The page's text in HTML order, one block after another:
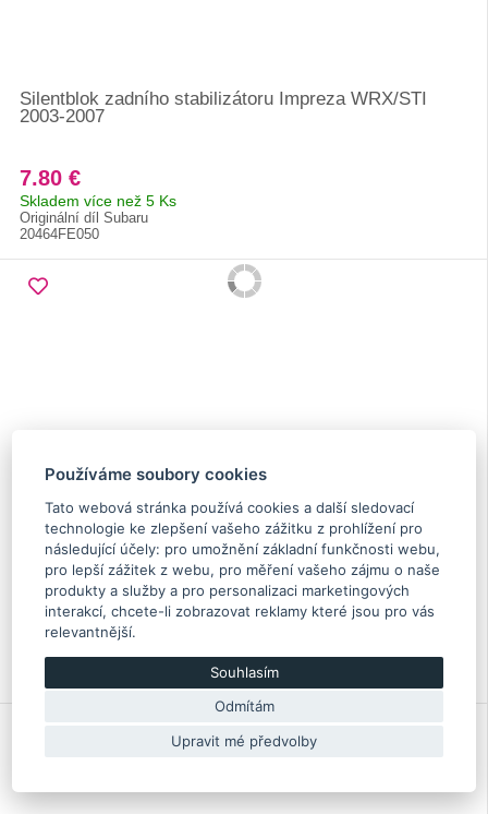
Používáme soubory cookies
Tato webová stránka používá cookies a další sledovací
technologie ke zlepšení vašeho zážitku z prohlížení pro
následující účely: pro umožnění základní funkčnosti webu,
pro lepší zážitek z webu, pro měření vašeho zájmu o naše
produkty a služby a pro personalizaci marketingových
interakcí,chcete-li zobrazovat reklamy které jsou pro vás
relevantnější.
Souhlasím
Odmítám
Upravit mé předvolby
Silentblok zadního stabilizátoru Impreza WRX/STI
2003-2007
7.80 €
Skladem více než 5 Ks
Originální díl Subaru
20464FE050
Stavitelný/odklonový šroub předního tlumiče do těhlice
Impreza (GT/WRX/STI) 1992-2007, Forester 1998-
2007, Legacy 1992-1997
12.90 €
Skladem více než 5 Ks
Originální díl Subaru